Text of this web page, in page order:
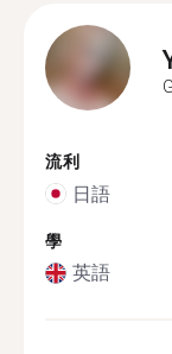
流利
日語
學
英語